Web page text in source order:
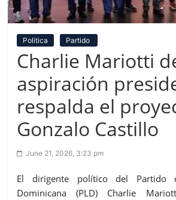
Politica Partido
Charlie Mariotti
aspiración
respalda el
Gonzalo Castillo
June 21, 2026, 3:23 pm
El dirigente político del Partido
Dominicana (PLD) Charlie